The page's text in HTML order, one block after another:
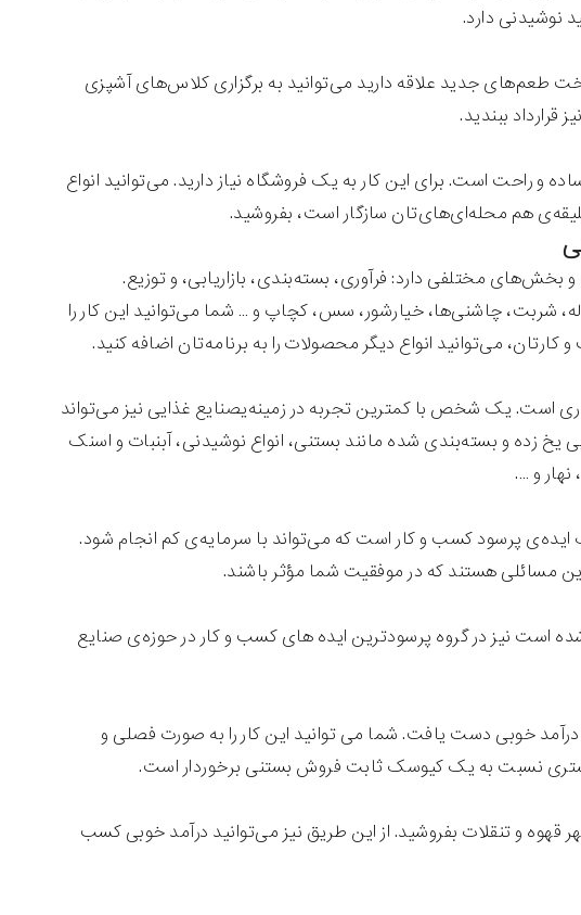
نوشیدنی دارد.
طعم‌های جدید علاقه دارید می‌توانید به برگزاری کلاس‌های آشپزی
قرارداد ببندید.
راحت است. برای این کار به یک فروشگاه نیاز دارید. می‌توانید انواع
هم محله‌ای‌های‌تان سازگار است، بفروشید.
مختلفی دارد: فرآوری، بسته‌بندی، بازاریابی، و توزیع.
شربت، چاشنی‌ها، خیارشور، سس، کچاپ و … شما می‌توانید این کار را
می‌توانید انواع دیگر محصولات را به برنامه‌تان اضافه کنید.
یک شخص با کمترین تجربه در زمینه‌یصنایع غذایی نیز می‌تواند
زده و بسته‌بندی شده مانند بستنی، انواع نوشیدنی، آبنبات و اسنک
و ….
پرسود کسب و کار است که می‌تواند با سرمایه‌ی کم انجام شود.
مسائلی هستند که در موفقیت شما مؤثر باشند.
است نیز در گروه پرسودترین ایده های کسب و کار در حوزه‌ی صنایع
خوبی دست یافت. شما می توانید این کار را به صورت فصلی و
نسبت به یک کیوسک ثابت فروش بستنی برخوردار است.
و تنقلات بفروشید. از این طریق نیز می‌توانید درآمد خوبی کسب